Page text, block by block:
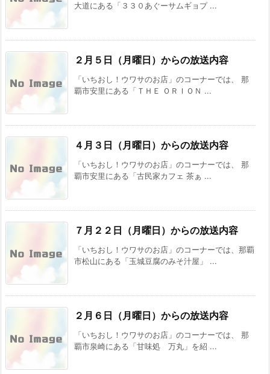
大道にある「３３０あぐーサムギョプ ...
２月５日（月曜日）からの放送内容
「いちおし！ウワサのお店」のコーナーでは、 那
覇市安里にある「ＴＨＥ ＯＲＩＯＮ ...
４月３日（月曜日）からの放送内容
「いちおし！ウワサのお店」のコーナーでは、 那
覇市安里にある「古民家カフェ 茶ぁ ...
７月２２日（月曜日）からの放送内容
「いちおし！ウワサのお店」のコーナーでは、那覇
市松山にある「玉城豆腐のみそ汁屋」 ...
２月６日（月曜日）からの放送内容
「いちおし！ウワサのお店」のコーナーでは、 那
覇市泉崎にある「甘味処 万丸」を紹 ...